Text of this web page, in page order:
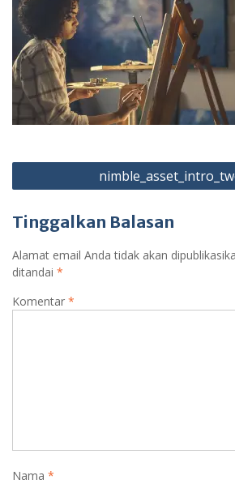
Navigasi
pos
Tinggalkan Balasan
Alamat email Anda tidak akan
ditandai *
Komentar *
Nama *